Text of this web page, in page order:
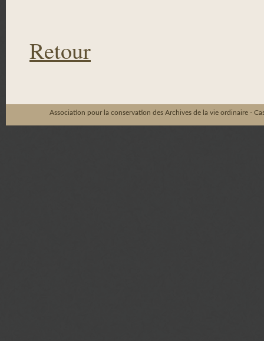
Retour
Association pour la conservation des Archives de la vie ordinaire -